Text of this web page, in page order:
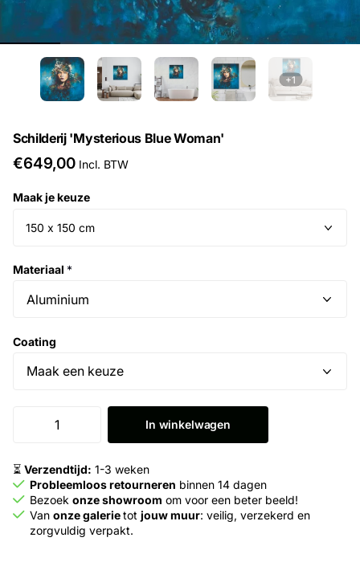
+1
Schilderij 'Mysterious Blue Woman'
€649,00 Incl. BTW
Maak je keuze
Materiaal *
Coating
In winkelwagen
⏳ Verzendtijd: 1-3 weken
Probleemloos retourneren binnen 14 dagen
Bezoek onze showroom om voor een beter beeld!
Van onze galerietot jouw muur: veilig, verzekerd en
zorgvuldig verpakt.